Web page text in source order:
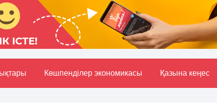
Көшпенділер экономикасы Қазына кеңес